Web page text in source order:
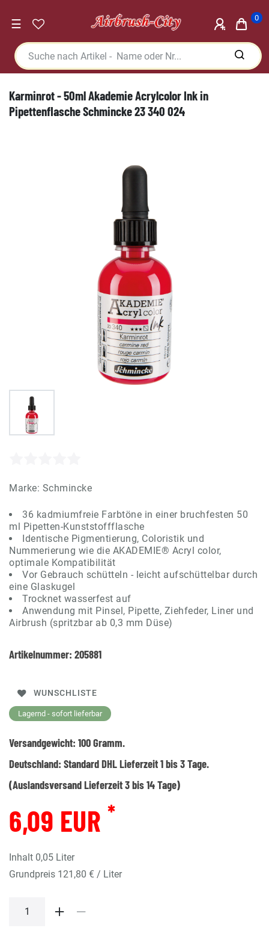
☰ 0
Karminrot - 50ml Akademie Acrylcolor Ink in
Pipettenflasche Schmincke 23 340 024
Marke: Schmincke
36 kadmiumfreie Farbtöne in einer bruchfesten 50
ml Pipetten-Kunststoffflasche
Identische Pigmentierung, Coloristik und
Nummerierung wie die AKADEMIE® Acryl color,
optimale Kompatibilität
Vor Gebrauch schütteln - leicht aufschüttelbar durch
eine Glaskugel
Trocknet wasserfest auf
Anwendung mit Pinsel, Pipette, Ziehfeder, Liner und
Airbrush (spritzbar ab 0,3 mm Düse)
Artikelnummer: 205881
WUNSCHLISTE
Lagernd - sofort lieferbar
Versandgewicht: 100Gramm.
Deutschland: Standard DHL Lieferzeit 1 bis 3 Tage.
(Auslandsversand Lieferzeit 3 bis 14 Tage)
6,09 EUR *
Inhalt 0,05 Liter
Grundpreis 121,80 € / Liter